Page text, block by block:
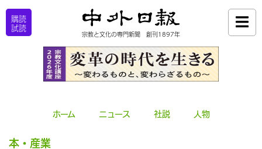
購読
試読
宗教と文化の専門新聞 創刊1897年
ホーム ニュース 社説 人物
本・産業